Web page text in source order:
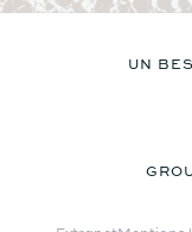
UN